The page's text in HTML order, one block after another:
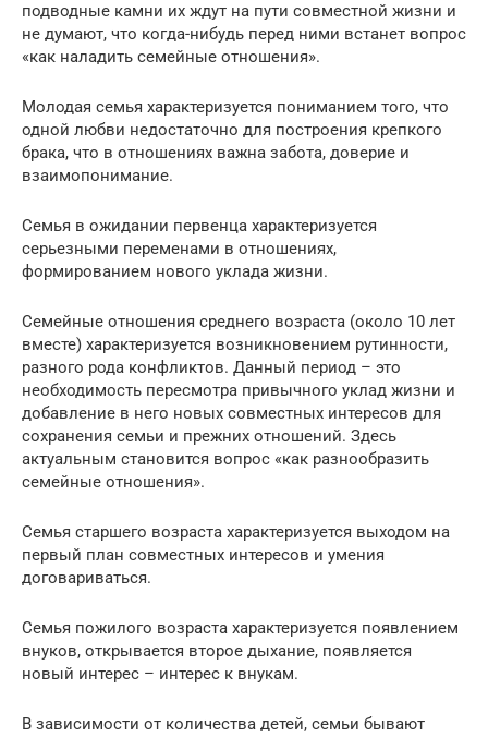
подводные камни их ждут на пути совместной жизни и
не думают, что когда-нибудь перед ними встанет вопрос
«как наладить семейные отношения».
Молодая семья характеризуется пониманием того, что
одной любви недостаточно для построения крепкого
брака, что в отношениях важна забота, доверие и
взаимопонимание.
Семья в ожидании первенца характеризуется
серьезными переменами в отношениях,
формированием нового уклада жизни.
Семейные отношения среднего возраста (около 10 лет
вместе) характеризуется возникновением рутинности,
разного рода конфликтов. Данный период – это
необходимость пересмотра привычного уклад жизни и
добавление в него новых совместных интересов для
сохранения семьи и прежних отношений. Здесь
актуальным становится вопрос «как разнообразить
семейные отношения».
Семья старшего возраста характеризуется выходом на
первый план совместных интересов и умения
договариваться.
Семья пожилого возраста характеризуется появлением
внуков, открывается второе дыхание, появляется
новый интерес – интерес к внукам.
В зависимости от количества детей, семьи бывают